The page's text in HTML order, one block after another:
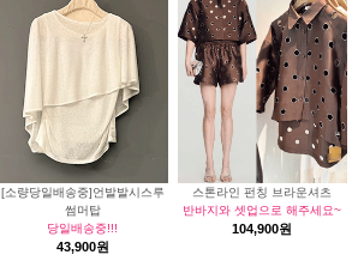
[소량당일배송중]언발발시스루
썸머탑
당일배송중!!!
43,900원
스톤라인 펀칭 브라운셔츠
반바지와 셋업으로 해주세요~
104,900원